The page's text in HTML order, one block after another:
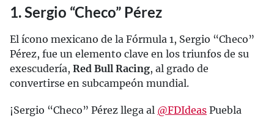
1. Sergio “Checo” Pérez
El ícono mexicano de la Fórmula 1, Sergio “Checo”
Pérez, fue un elemento clave en los triunfos de su
exescudería, Red Bull Racing, al grado de
convertirse en subcampeón mundial.
¡Sergio “Checo” Pérez llega al @FDIdeas Puebla